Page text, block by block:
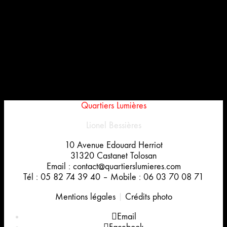
Quartiers Lumières
Lionel Bessières
10 Avenue Edouard Herriot
31320 Castanet Tolosan
Email : contact@quartierslumieres.com
Tél : 05 82 74 39 40 – Mobile : 06 03 70 08 71
Mentions légales| Crédits photo
Email